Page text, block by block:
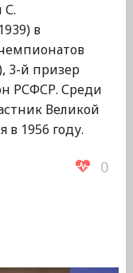
С.
в
3-й призер
РСФСР. Среди
Великой
в 1956 году.
0